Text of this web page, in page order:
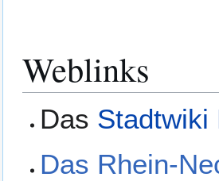
Weblinks
Das Stadtwiki
Das Rhein-